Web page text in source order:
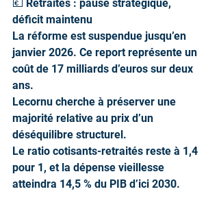
💶 Retraites : pause stratégique,
déficit maintenu
La réforme est suspendue jusqu’en
janvier 2026. Ce report représente un
coût de 17 milliards d’euros sur deux
ans.
Lecornu cherche à préserver une
majorité relative au prix d’un
déséquilibre structurel.
Le ratio cotisants-retraités reste à 1,4
pour 1, et la dépense vieillesse
atteindra 14,5 % du PIB d’ici 2030.